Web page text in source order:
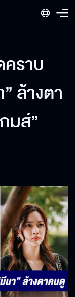
ราบ
ล้างตา
มส์”